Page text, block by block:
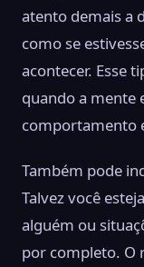
atento demais a
como se
acontecer. Esse
quando a mente
comportamento
Também pode
Talvez você
alguém ou
por completo. O